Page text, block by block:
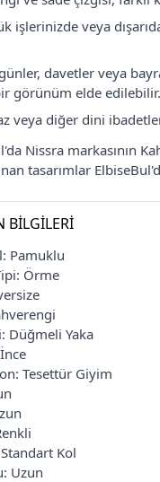
işlerinizde veya
davetler veya
görünüm elde edilebilir.
veya diğer dini
Nissra markasının
tasarımlar
BILGILERI
Pamuklu
Örme
Düğmeli Yaka
Tesettür Giyim
Kol
Uzun